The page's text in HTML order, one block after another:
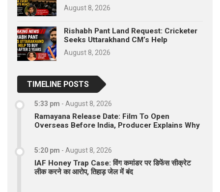
August 8, 2026
Rishabh Pant Land Request: Cricketer
Seeks Uttarakhand CM’s Help
August 8, 2026
TIMELINE POSTS
5:33 pm - August 8, 2026
Ramayana Release Date: Film To Open
Overseas Before India, Producer Explains Why
5:20 pm - August 8, 2026
IAF Honey Trap Case: विंग कमांडर पर डिफेंस सीक्रेट
लीक करने का आरोप, तिहाड़ जेल में बंद